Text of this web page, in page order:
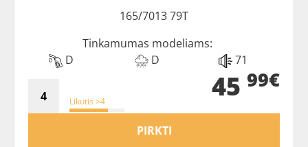
165/7013 79T
Tinkamumas modeliams:
D
D 71
Likutis >4 45 99€
PIRKTI